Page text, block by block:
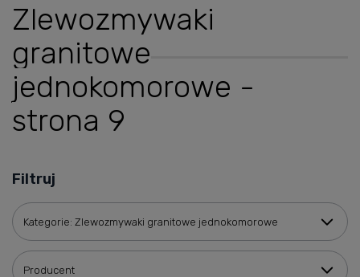
Zlewozmywaki
granitowe
jednokomorowe -
strona 9
Filtruj
Kategorie: Zlewozmywaki granitowe jednokomorowe
Producent